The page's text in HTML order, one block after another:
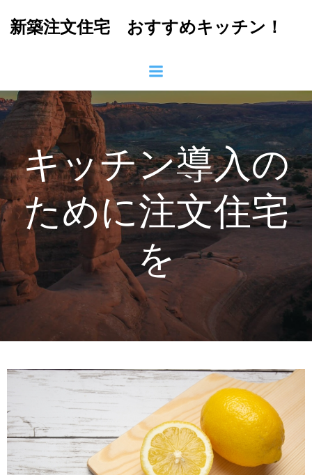
ン
ツ
へ
ス
キ
プ
新築注文住宅 おすすめキッチン！
キッチン導入の
ために注文住宅
を